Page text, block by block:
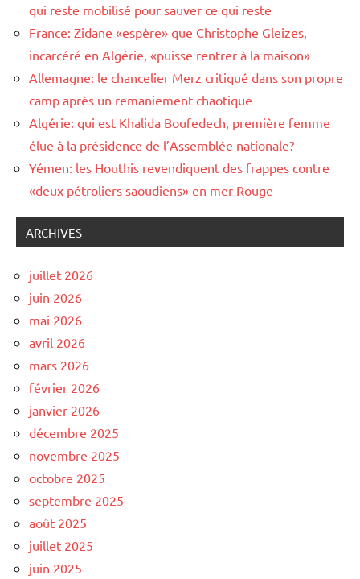
qui reste mobilisé pour sauver ce qui reste
France: Zidane «espère» que Christophe Gleizes,
incarcéré en Algérie, «puisse rentrer à la maison»
Allemagne: le chancelier Merz critiqué dans son propre
camp après un remaniement chaotique
Algérie: qui est Khalida Boufedech, première femme
élue à la présidence de l’Assemblée nationale?
Yémen: les Houthis revendiquent des frappes contre
«deux pétroliers saoudiens» en mer Rouge
ARCHIVES
juillet 2026
juin 2026
mai 2026
avril 2026
mars 2026
février 2026
janvier 2026
décembre 2025
novembre 2025
octobre 2025
septembre 2025
août 2025
juillet 2025
juin 2025